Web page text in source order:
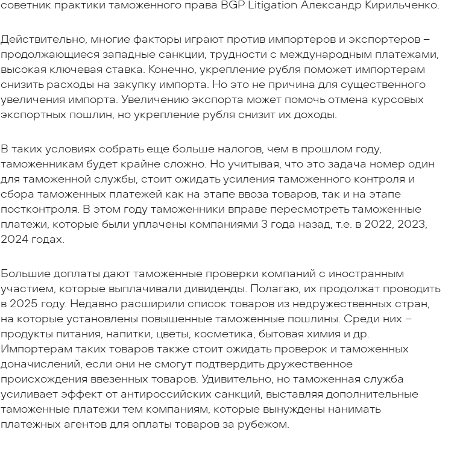
советник практики таможенного права BGP Litigation Александр Кирильченко.
Действительно, многие факторы играют против импортеров и экспортеров –
продолжающиеся западные санкции, трудности с международным платежами,
высокая ключевая ставка. Конечно, укрепление рубля поможет импортерам
снизить расходы на закупку импорта. Но это не причина для существенного
увеличения импорта. Увеличению экспорта может помочь отмена курсовых
экспортных пошлин, но укрепление рубля снизит их доходы.
В таких условиях собрать еще больше налогов, чем в прошлом году,
таможенникам будет крайне сложно. Но учитывая, что это задача номер один
для таможенной службы, стоит ожидать усиления таможенного контроля и
сбора таможенных платежей как на этапе ввоза товаров, так и на этапе
постконтроля. В этом году таможенники вправе пересмотреть таможенные
платежи, которые были уплачены компаниями 3 года назад, т.е. в 2022, 2023,
2024 годах.
Большие доплаты дают таможенные проверки компаний с иностранным
участием, которые выплачивали дивиденды. Полагаю, их продолжат проводить
в 2025 году. Недавно расширили список товаров из недружественных стран,
на которые установлены повышенные таможенные пошлины. Среди них –
продукты питания, напитки, цветы, косметика, бытовая химия и др.
Импортерам таких товаров также стоит ожидать проверок и таможенных
доначислений, если они не смогут подтвердить дружественное
происхождения ввезенных товаров. Удивительно, но таможенная служба
усиливает эффект от антироссийских санкций, выставляя дополнительные
таможенные платежи тем компаниям, которые вынуждены нанимать
платежных агентов для оплаты товаров за рубежом.